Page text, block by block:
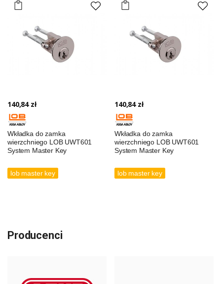
140,84 zł
Wkładka do zamka
wierzchniego LOB UWT601
System Master Key
lob master key
140,84 zł
Wkładka do zamka
wierzchniego LOB UWT601
System Master Key
lob master key
Producenci